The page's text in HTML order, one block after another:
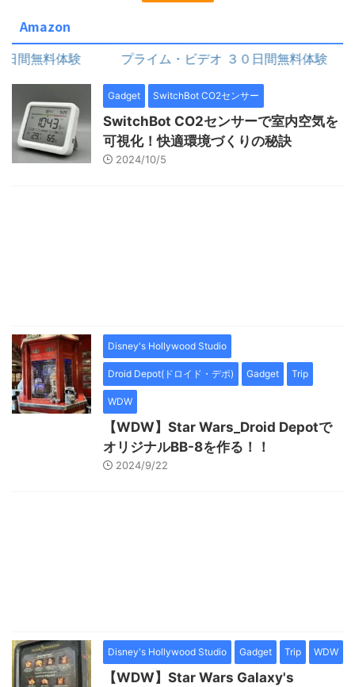
Amazon
無料体験 プライム・ビデオ ３０日間無料体験
Gadget SwitchBot CO2センサー
SwitchBot CO2センサーで室内空気を
可視化！快適環境づくりの秘訣
2024/10/5
Disney's Hollywood Studio
Droid Depot(ドロイド・デポ) Gadget Trip
WDW
【WDW】Star Wars_Droid Depotで
オリジナルBB-8を作る！！
2024/9/22
Disney's Hollywood Studio Gadget Trip WDW
【WDW】Star Wars Galaxy's